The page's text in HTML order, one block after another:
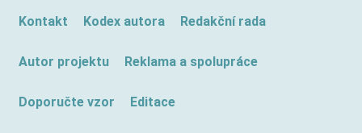
Kontakt Kodex autora Redakční rada
Autor projektu Reklama a spolupráce
Doporučte vzor Editace